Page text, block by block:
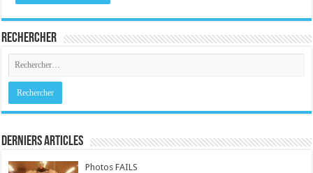
Rechercher
Derniers Articles
Photos FAILS